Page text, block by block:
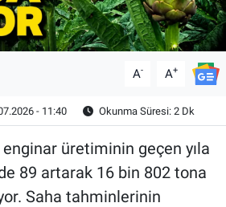
A- A+
- 11:40 Okunma Süresi: 2 Dk
enginar üretiminin geçen yıla
89 artarak 16 bin 802 tona
Saha tahminlerinin